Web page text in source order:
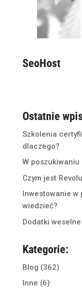
SeoHost
Ostatnie
Szkolenia
dlaczego?
W
Czym jest
Inwestowanie w
wiedzieć?
Dodatki
Kategorie:
Blog (362)
Inne (6)